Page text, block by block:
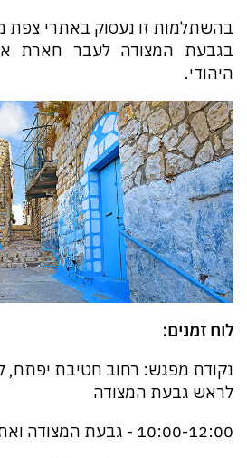
בהשתלמות זו נעסוק באתרי צפת
בגבעת המצודה לעבר חארת
היהודי.
לוח זמנים:
נקודת מפגש: רחוב חטיבת יפתח,
לראש גבעת המצודה
10:00-12:00 - גבעת המצודה ואתריה